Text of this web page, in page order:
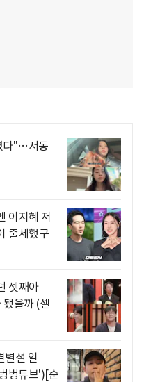
다"…서동
이지혜 저
출세했구
셋째아
을까 (셀
별설 일
벙튜브')[순